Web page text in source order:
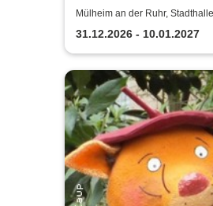
Wiener
Mülheim an der Ruhr,
der Ruhr
31.12.2026 - 10.01.2027